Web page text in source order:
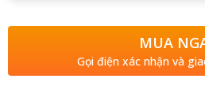
MUA
Gọi điện xác nhận và